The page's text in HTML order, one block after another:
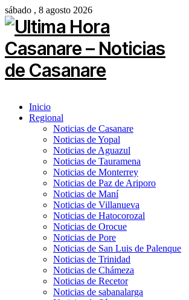
sábado , 8 agosto 2026
Inicio
Regional
Noticias de Casanare
Noticias de Yopal
Noticias de Aguazul
Noticias de Tauramena
Noticias de Monterrey
Noticias de Paz de Ariporo
Noticias de Maní
Noticias de Villanueva
Noticias de Hatocorozal
Noticias de Orocue
Noticias de Pore
Noticias de San Luis de Palenque
Noticias de Trinidad
Noticias de Chámeza
Noticias de Recetor
Noticias de sabanalarga